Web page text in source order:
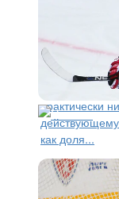
кого
Автор: Антон
завершил
практически
как доля...